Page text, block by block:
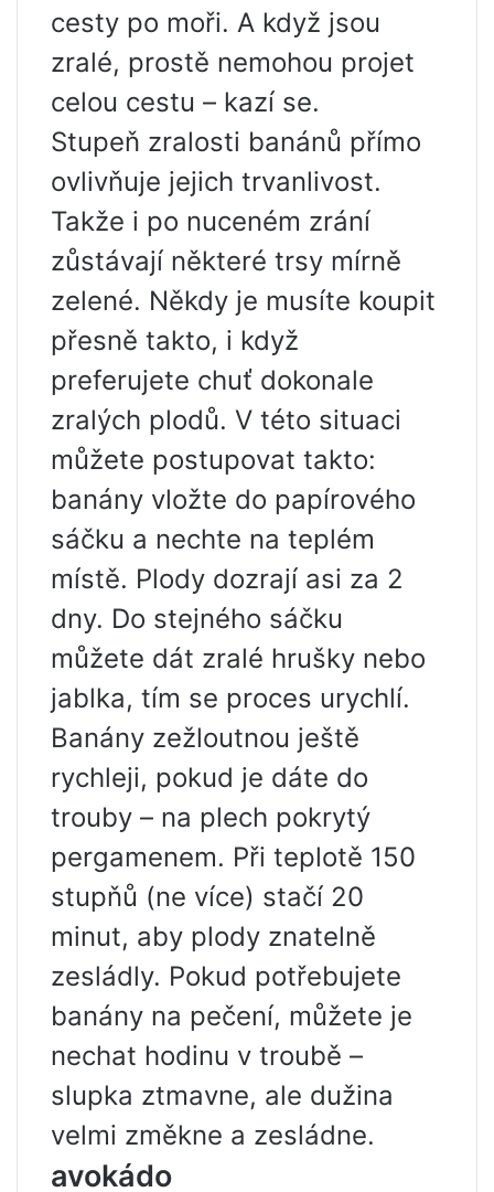
cesty po moři. A když jsou
zralé, prostě nemohou projet
celou cestu – kazí se.
Stupeň zralosti banánů přímo
ovlivňuje jejich trvanlivost.
Takže i po nuceném zrání
zůstávají některé trsy mírně
zelené. Někdy je musíte koupit
přesně takto, i když
preferujete chuť dokonale
zralých plodů. V této situaci
můžete postupovat takto:
banány vložte do papírového
sáčku a nechte na teplém
místě. Plody dozrají asi za 2
dny. Do stejného sáčku
můžete dát zralé hrušky nebo
jablka, tím se proces urychlí.
Banány zežloutnou ještě
rychleji, pokud je dáte do
trouby – na plech pokrytý
pergamenem. Při teplotě 150
stupňů (ne více) stačí 20
minut, aby plody znatelně
zesládly. Pokud potřebujete
banány na pečení, můžete je
nechat hodinu v troubě –
slupka ztmavne, ale dužina
velmi změkne a zesládne.
avokádo